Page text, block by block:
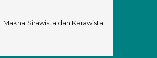
Makna Sirawista dan Karawista